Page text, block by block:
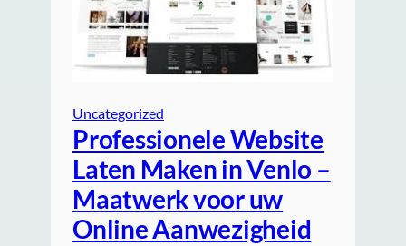
Uncategorized
Professionele Website
Laten Maken in Venlo –
Maatwerk voor uw
Online Aanwezigheid